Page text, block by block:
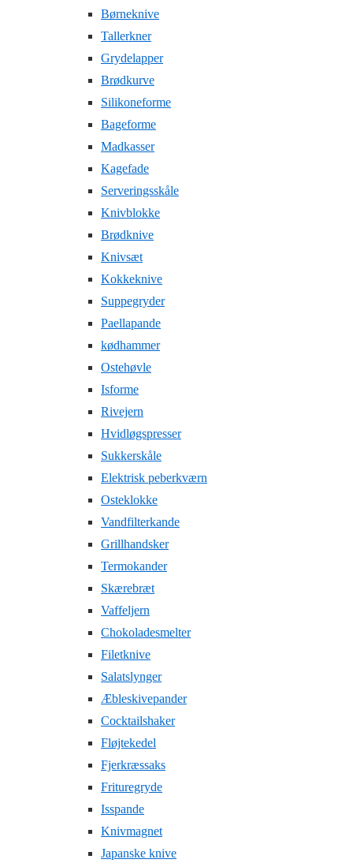
Børneknive
Tallerkner
Grydelapper
Brødkurve
Silikoneforme
Bageforme
Madkasser
Kagefade
Serveringsskåle
Knivblokke
Brødknive
Knivsæt
Kokkeknive
Suppegryder
Paellapande
kødhammer
Ostehøvle
Isforme
Rivejern
Hvidløgspresser
Sukkerskåle
Elektrisk peberkværn
Osteklokke
Vandfilterkande
Grillhandsker
Termokander
Skærebræt
Vaffeljern
Chokoladesmelter
Filetknive
Salatslynger
Æbleskivepander
Cocktailshaker
Fløjtekedel
Fjerkræssaks
Frituregryde
Isspande
Knivmagnet
Japanske knive